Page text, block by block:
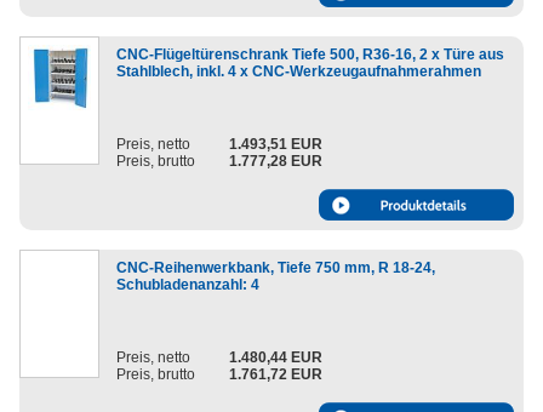
CNC-Flügeltürenschrank Tiefe 500, R36-16, 2 x Türe aus
Stahlblech, inkl. 4 x CNC-Werkzeugaufnahmerahmen
Preis, netto
1.493,51 EUR
Preis, brutto
1.777,28 EUR
CNC-Reihenwerkbank, Tiefe 750 mm, R 18-24,
Schubladenanzahl: 4
Preis, netto
1.480,44 EUR
Preis, brutto
1.761,72 EUR